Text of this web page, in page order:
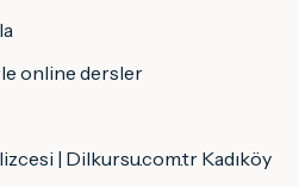
online dersler
| Dilkursu.com.tr Kadıköy